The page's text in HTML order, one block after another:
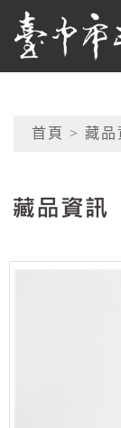
跳到主要內容
臺中
網頁導覽
首頁 > 藏品